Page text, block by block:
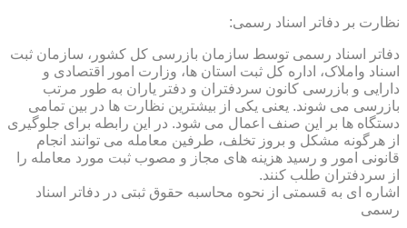
نظارت بر دفاتر اسناد رسمی:
دفاتر اسناد رسمی توسط سازمان بازرسی کل کشور، سازمان ثبت
اسناد واملاک، اداره کل ثبت استان ها، وزارت امور اقتصادی و
دارایی و بازرسی کانون سردفتران و دفتر یاران به طور مرتب
بازرسی می شوند. یعنی یکی از بیشترین نظارت ها در بین تمامی
دستگاه ها بر این صنف اعمال می شود. در این رابطه برای جلوگیری
از هرگونه مشکل و بروز تخلف، طرفین معامله می توانند انجام
قانونی امور و رسید هزینه های مجاز و مصوب ثبت مورد معامله را
از سردفتران طلب کنند.
اشاره ای به قسمتی از نحوه محاسبه حقوق ثبتی در دفاتر اسناد
رسمی